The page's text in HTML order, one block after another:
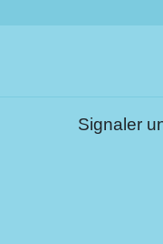
Signaler